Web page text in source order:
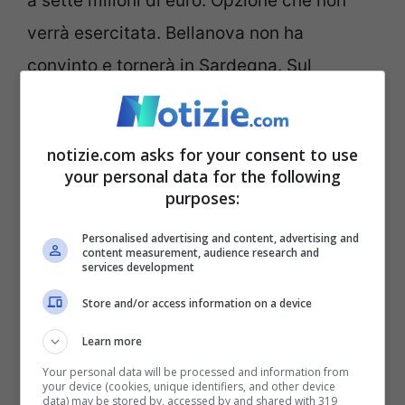
verrà esercitata. Bellanova non ha
convinto e tornerà in Sardegna. Sul
mercato c’èDenzel Dumfries
big con i quali l’Inter punta a monetizzare.
Inter, quanti giocatori
pronti a dire addio
euro, piace a Chelsea e Manchester
United. Possibile l’addio anche di
Gosens: la società lo terrebbe, ma il
notizie.com asks for your consent to use
your personal data for the following
purposes:
Personalised advertising and content, advertising and
content measurement, audience research and
services development
Store and/or access information on a device
Learn more
Your personal data will be processed and information from
your device (cookies, unique identifiers, and other device
data) may be stored by, accessed by and shared with 319